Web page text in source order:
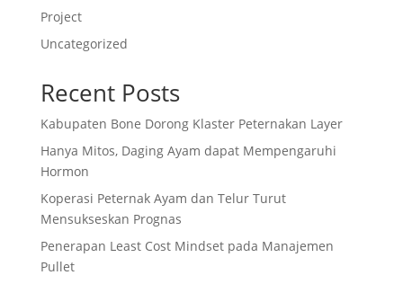
Project
Uncategorized
Recent Posts
Kabupaten Bone Dorong Klaster Peternakan Layer
Hanya Mitos, Daging Ayam dapat Mempengaruhi
Hormon
Koperasi Peternak Ayam dan Telur Turut
Mensukseskan Prognas
Penerapan Least Cost Mindset pada Manajemen
Pullet